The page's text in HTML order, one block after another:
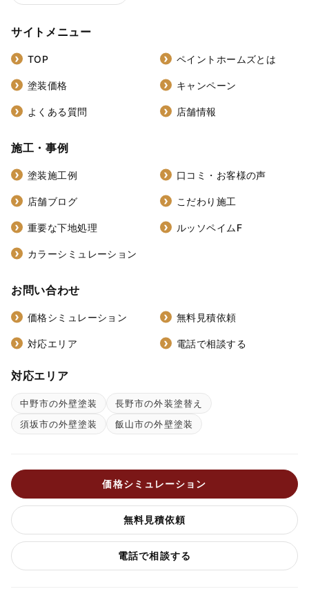
サイトメニュー
TOP ペイントホームズとは
塗装価格 キャンペーン
よくある質問 店舗情報
施工・事例
塗装施工例 口コミ・お客様の声
店舗ブログ こだわり施工
重要な下地処理 ルッソペイムF
カラーシミュレーション
お問い合わせ
価格シミュレーション 無料見積依頼
対応エリア 電話で相談する
対応エリア
中野市の外壁塗装
長野市の外装塗替え
須坂市の外壁塗装
飯山市の外壁塗装
価格シミュレーション
無料見積依頼
電話で相談する